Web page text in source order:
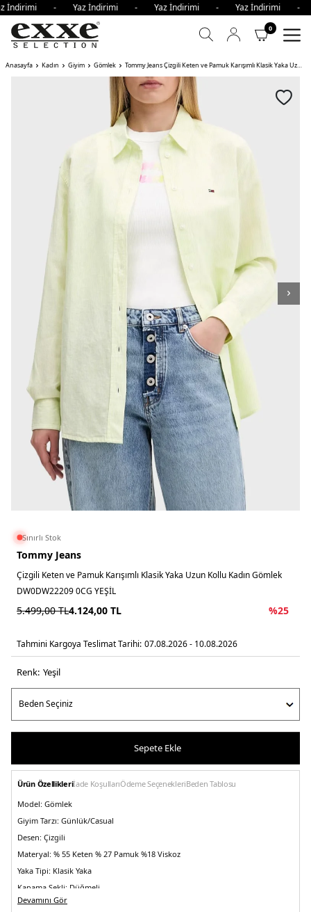
- Yaz İndirimi - Yaz İndirimi - Yaz
0
Anasayfa Kadın Giyim Gömlek Tommy Jeans Çizgili Keten ve Pamuk Karışımlı Klasik Yaka Uzun Kollu Kadın Gömlek
Sınırlı Stok
Tommy Jeans
Çizgili Keten ve Pamuk Karışımlı Klasik Yaka Uzun Kollu Kadın Gömlek
DW0DW22209 0CG YEŞİL
5.499,00TL4.124,00 TL %25
Tahmini Kargoya Teslimat Tarihi: 07.08.2026 - 10.08.2026
Renk: yeşi̇l
Sepete Ekle
Ürün Özellikleriİade KoşullarıÖdeme SeçenekleriBeden Tablosu
Model: Gömlek
Giyim Tarzı: Günlük/Casual
Desen: Çizgili
Materyal: % 55 Keten % 27 Pamuk %18 Viskoz
Yaka Tipi: Klasik Yaka
Kapama Şekli: Düğmeli
Kol Tipi:Uzun Kol
Devamını Gör